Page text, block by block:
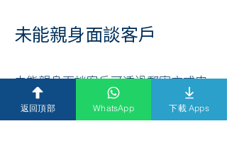
未能親身面談客戶
未能親身面談客戶可透過郵寄方式申
請。客戶須填妥上述開戶文件並郵寄
至:
返回頂部 WhatsApp 下載 Apps